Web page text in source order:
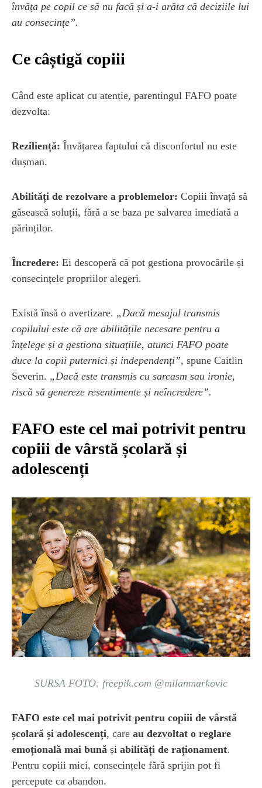
învăța pe copil ce să nu facă și a-i arăta că deciziile lui
au consecințe”.
Ce câștigă copiii
Când este aplicat cu atenție, parentingul FAFO poate
dezvolta:
Reziliență: Învățarea faptului că disconfortul nu este
dușman.
Abilități de rezolvare a problemelor: Copiii învață să
găsească soluții, fără a se baza pe salvarea imediată a
părinților.
Încredere: Ei descoperă că pot gestiona provocările și
consecințele propriilor alegeri.
Există însă o avertizare. „Dacă mesajul transmis
copilului este că are abilitățile necesare pentru a
înțelege și a gestiona situațiile, atunci FAFO poate
duce la copii puternici și independenți”, spune Caitlin
Severin. „Dacă este transmis cu sarcasm sau ironie,
riscă să genereze resentimente și neîncredere”.
FAFO este cel mai potrivit pentru
copiii de vârstă școlară și
adolescenți
SURSA FOTO: freepik.com @milanmarkovic
FAFO este cel mai potrivit pentru copiii de vârstă
școlară și adolescenți, care au dezvoltat o reglare
emoțională mai bună și abilități de raționament.
Pentru copiii mici, consecințele fără sprijin pot fi
percepute ca abandon.